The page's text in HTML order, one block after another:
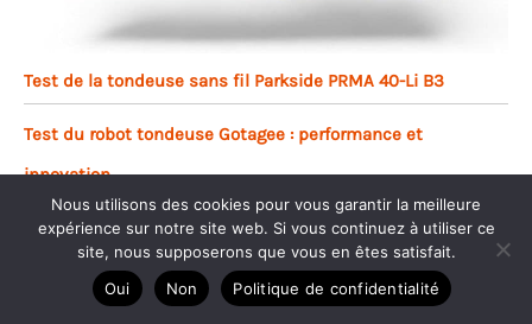
Test de la tondeuse sans fil Parkside PRMA 40-Li B3
Test du robot tondeuse Gotagee : performance et
innovation
Nous utilisons des cookies pour vous garantir la meilleure
expérience sur notre site web. Si vous continuez à utiliser ce
site, nous supposerons que vous en êtes satisfait.
Oui
Non Politique de confidentialité